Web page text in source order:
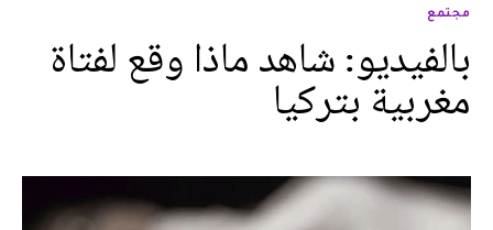
مجتمع
بالفيديو: شاهد ماذا وقع لفتاة
مغربية بتركيا